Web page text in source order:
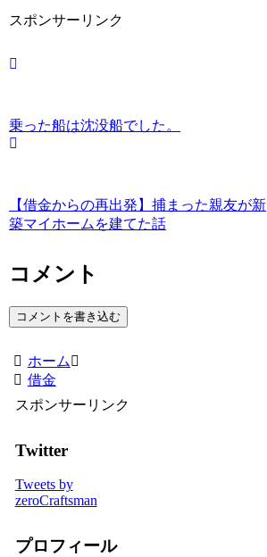
スポンサーリンク
乗った船は沈没船でした。
【借金からの再出発】捕まった親友が新
築マイホームを建てた話
コメント
コメントを書き込む
ホーム
借金
スポンサーリンク
Twitter
Tweets by
zeroCraftsman
プロフィール